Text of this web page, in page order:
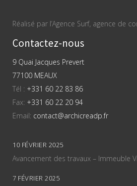
Réalisé par l’Agence Surf, agence de
Contactez-nous
9 Quai Jacques Prevert
77100 MEAUX
Tél : +331 60 22 83 86
Fax: +331 60 22 20 94
Email: contact@archicreadp.fr
10 FÉVRIER 2025
Avancement des travaux – Immeuble
7 FÉVRIER 2025